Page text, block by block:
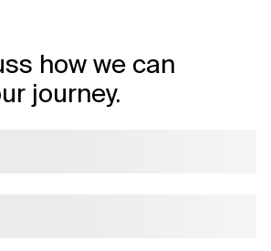
how we can
journey.